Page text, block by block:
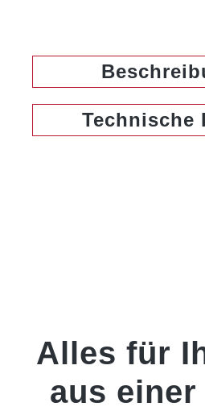
Technische
Alles für
aus einer